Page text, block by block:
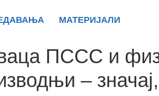
МАТЕРИЈАЛИ
ПССС и
–